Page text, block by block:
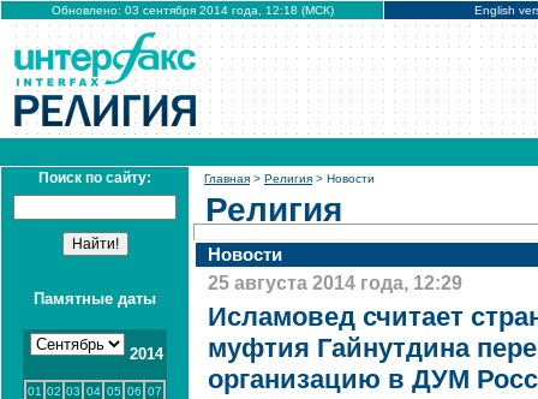
Обновлено: 03 сентября 2014 года, 12:18 (МСК) English
Поиск по сайту:
Памятные даты
2014
01 02 03 04 05 06 07
Главная > Религия > Новости
Религия
Новости
25 августа 2014 года, 12:29
Исламовед считает
муфтия Гайнутдина
организацию в ДУМ